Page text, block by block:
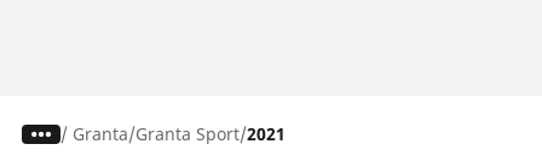
/ Granta Granta Sport 2021